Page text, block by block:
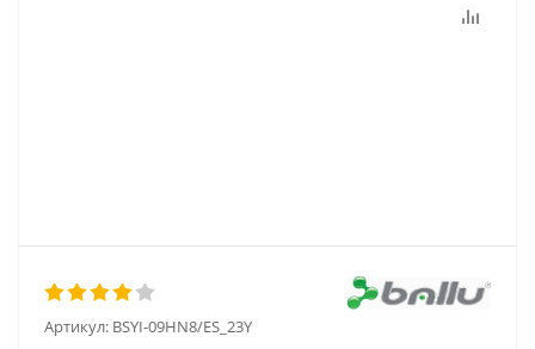
Артикул: BSYI-09HN8/ES_23Y